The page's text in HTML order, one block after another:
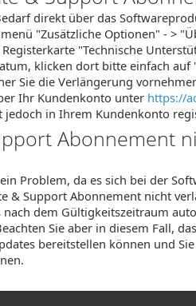
direkt über das
"Zusätzliche Optionen" - >
"Technische
klicken dort bitte einfach auf
Sie die Verlängerung
Ihr Kundenkonto unter https://
in Ihrem Kundenkonto
Abonnement
Problem, da es sich bei der
& Support Abonnement nicht
dem Gültigkeitszeitraum
Sie aber in diesem Fall,
bereitstellen können und